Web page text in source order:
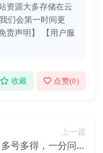
资源大多存储在云
们会第一时间更
责声明】 【用户服
收藏 点赞(0)
上一篇
号多得，一分问卷